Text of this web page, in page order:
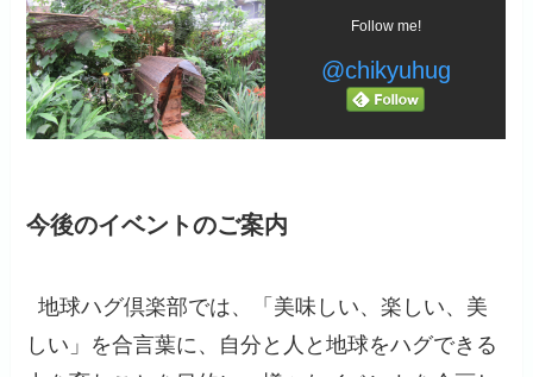
Follow me!
@chikyuhug
今後のイベントのご案内
地球ハグ倶楽部では、「美味しい、楽しい、美
しい」を合言葉に、自分と人と地球をハグできる